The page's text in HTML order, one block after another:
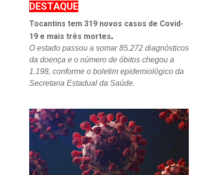
DESTAQUE
Tocantins tem 319 novos casos de Covid-
19 e mais três mortes.
O estado passou a somar 85.272 diagnósticos
da doença e o número de óbitos chegou a
1.198, conforme o boletim epidemiológico da
Secretaria Estadual da Saúde.